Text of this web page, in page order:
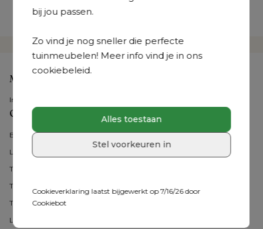
bij jou passen.
Zo vind je nog sneller die perfecte
tuinmeubelen! Meer info vind je in ons
cookiebeleid.
Alles toestaan
Stel voorkeuren in
Cookieverklaring laatst bijgewerkt op 7/16/26 door
Cookiebot
36 showrooms
Onze tuinmeubelen
Bristol Collecties
Loungesets
Tuintafel met stoelen
Tuintafels
Tuinstoelen
Ligbedden
Mijn account
Inloggen